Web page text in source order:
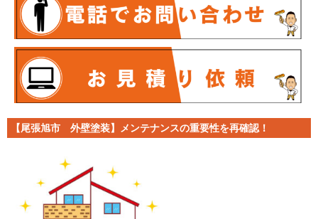
【尾張旭市 外壁塗装】メンテナンスの重要性を再確認！